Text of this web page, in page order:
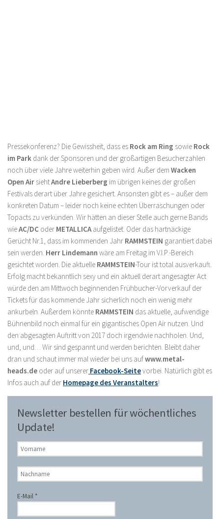
Pressekonferenz? Die Gewissheit, dass es Rock am Ring sowie Rock
im Park dank der Sponsoren und der großartigen Besucherzahlen
noch über viele Jahre weiterhin geben wird. Außer dem Wacken
Open Air siehtAndre Lieberberg im übrigen keines der großen
Festivals derart über Jahre gesichert. Ansonsten gibt es – außer dem
konkreten Datum – leider noch keine echten Überraschungen oder
Topacts zu verkünden. Wir hätten an dieser Stelle auch gerne Bands
wieAC/DC oder METALLICAaufgelistet. Oder das hartnäckige
Gerücht Nr.1, dass im kommenden Jahr RAMMSTEIN garantiert dabei
sein werden. Herr Lindemann wäre am Freitag im V.I.P.-Bereich
gesichtet worden. Die aktuelle RAMMSTEIN-Tour ist total ausverkauft.
Erfolg macht bekanntlich sexy und ein aktuell derart angesagter Act
würde den am Mittwoch beginnenden Frühbucher-Vorverkauf der
Tickets für das kommende Jahr sicherlich noch ein wenig mehr
ankurbeln. Außerdem könnte RAMMSTEIN das aktuelle, aufwendige
Bühnenbild noch einmal für ein gigantisches Open Air nutzen. Und
den abgesagten Auftritt von 2017 doch irgendwie nachholen. Und,
und, und… Wir sind gespannt und werden berichten. Bleibt daher
dran und schaut immer mal wieder bei uns aufwww.metal-
heads.de oder auf unserer Facebook-Seitevorbei. Natürlich gibt es
Infos auch auf der Homepage des Veranstalters!
Newsletter bestellen für wöchentliches
Update!
E-Mail *